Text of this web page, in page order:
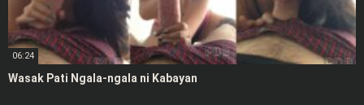
06:24
Wasak Pati Ngala-ngala ni Kabayan